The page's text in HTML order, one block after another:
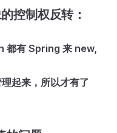
控制权反转：
都有 Spring 来 new,
起来，所以才有了